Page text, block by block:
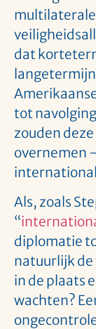
dat
tot
zouden
overnemen
Als, zoals
“
diplomatie
natuurlijk de
in de plaats
wachten?